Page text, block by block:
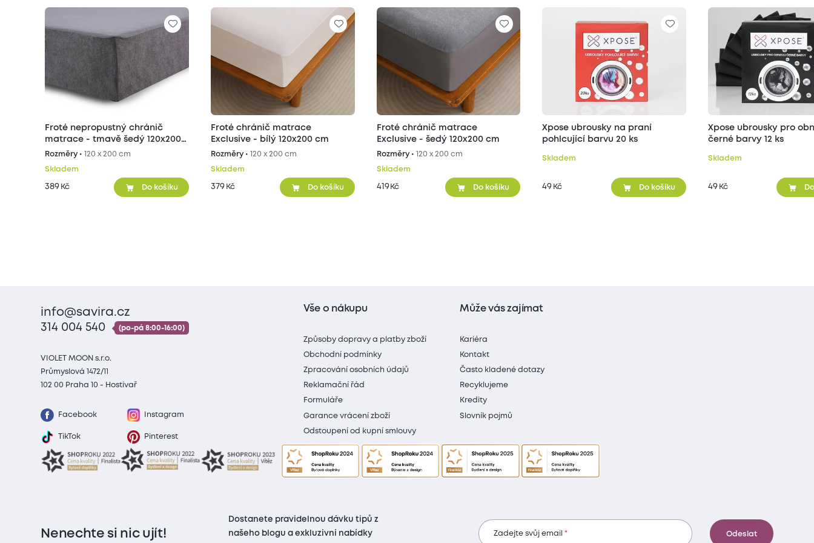
Froté nepropustný chránič
matrace - tmavě šedý 120x200
cm
Rozměry • 120 x 200 cm
Skladem
389 Kč Do košíku
Froté chránič matrace
Exclusive - bílý 120x200 cm
Rozměry • 120 x 200 cm
Skladem
379 Kč Do košíku
Froté chránič matrace
Exclusive - šedý 120x200 cm
Rozměry • 120 x 200 cm
Skladem
419 Kč Do košíku
Xpose ubrousky na praní
pohlcující barvu 20 ks
Skladem
49 Kč Do košíku
Xpose ubrousky pro
černé barvy 12 ks
Skladem
49 Kč
info@savira.cz
314 004 540
(po-pá 8:00-16:00)
VIOLET MOON s.r.o.
Průmyslová 1472/11
102 00 Praha 10 - Hostivař
Facebook Instagram
TikTok Pinterest
Vše o nákupu
Způsoby dopravy a platby zboží
Obchodní podmínky
Zpracování osobních údajů
Reklamační řád
Formuláře
Garance vrácení zboží
Odstoupení od kupní smlouvy
Může vás zajímat
Kariéra
Kontakt
Často kladené dotazy
Recyklujeme
Kredity
Slovník pojmů
Nenechte si nic ujít!
Dostanete pravidelnou dávku tipů z
našeho blogu a exkluzivní nabídky
Zadejte svůj email Odeslat